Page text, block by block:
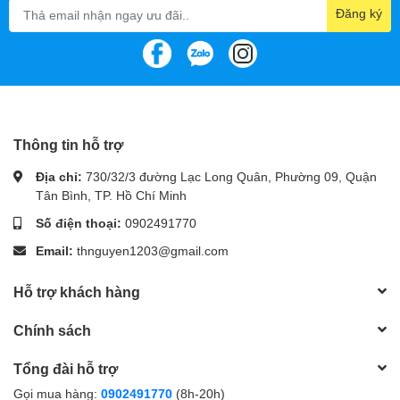
Cảm giác gõ mượt mà và âm
Modes Blue on White
tiếng ping, mang lại âm thanh creamy dễ chịu trong từng lần
nhấn.
Đăng ký
Thông tin hỗ trợ
Địa chỉ: 730/32/3 đường Lạc Long Quân, Phường 09, Quận
Tân Bình, TP. Hồ Chí Minh
Số điện thoại: 0902491770
Email: thnguyen1203@gmail.com
Hỗ trợ khách hàng
Chính sách
Tổng đài hỗ trợ
Gọi mua hàng: 0902491770 (8h-20h)